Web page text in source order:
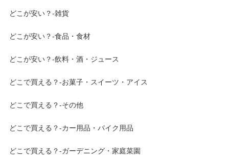
どこが安い？-雑貨
どこが安い？-食品・食材
どこが安い？-飲料・酒・ジュース
どこで買える？-お菓子・スイーツ・アイス
どこで買える？-その他
どこで買える？-カー用品・バイク用品
どこで買える？-ガーデニング・家庭菜園